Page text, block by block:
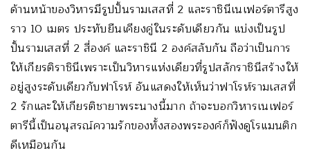
ด้านหน้าของวิหารมีรูปปั้นรามเสสที่ 2 และราชินีเนเฟอร์ตารีสูง
ราว 10 เมตร ประทับยืนเคียงคู่ในระดับเดียวกัน แบ่งเป็นรูป
ปั้นรามเสสที่ 2 สี่องค์ และราชินี 2 องค์สลับกัน ถือว่าเป็นการ
ให้เกียรติราชินีเพราะเป็นวิหารแห่งเดียวที่รูปสลักราชินีสร้างให้
อยู่สูงระดับเดียวกับฟาโรห์ อันแสดงให้เห็นว่าฟาโรห์รามเสสที่
2 รักและให้เกียรติชายาพระนางนี้มาก ถ้าจะบอกวิหารเนเฟอร์
ตารีนี้เป็นอนุสรณ์ความรักของทั้งสองพระองค์ก็ฟังดูโรแมนติก
ดีเหมือนกัน